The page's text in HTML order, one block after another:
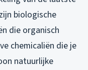
biologische
die organisch
chemicaliën die je
natuurlijke